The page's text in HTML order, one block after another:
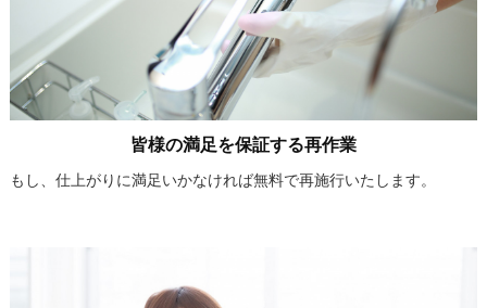
皆様の満足を保証する再作業
もし、仕上がりに満足いかなければ無料で再施行いたします。